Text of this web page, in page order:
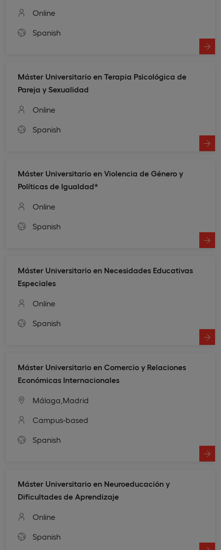
Online
Spanish
Máster Universitario en Terapia Psicológica de
Pareja y Sexualidad
Online
Spanish
Máster Universitario en Violencia de Género y
Políticas de Igualdad*
Online
Spanish
Máster Universitario en Necesidades Educativas
Especiales
Online
Spanish
Máster Universitario en Comercio y Relaciones
Económicas Internacionales
Málaga, Madrid
Campus-based
Spanish
Máster Universitario en Neuroeducación y
Dificultades de Aprendizaje
Online
Spanish